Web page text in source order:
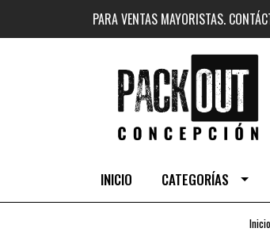
PARA VENTAS MAYORISTAS.
INICIO CATEGORÍAS
Inicio